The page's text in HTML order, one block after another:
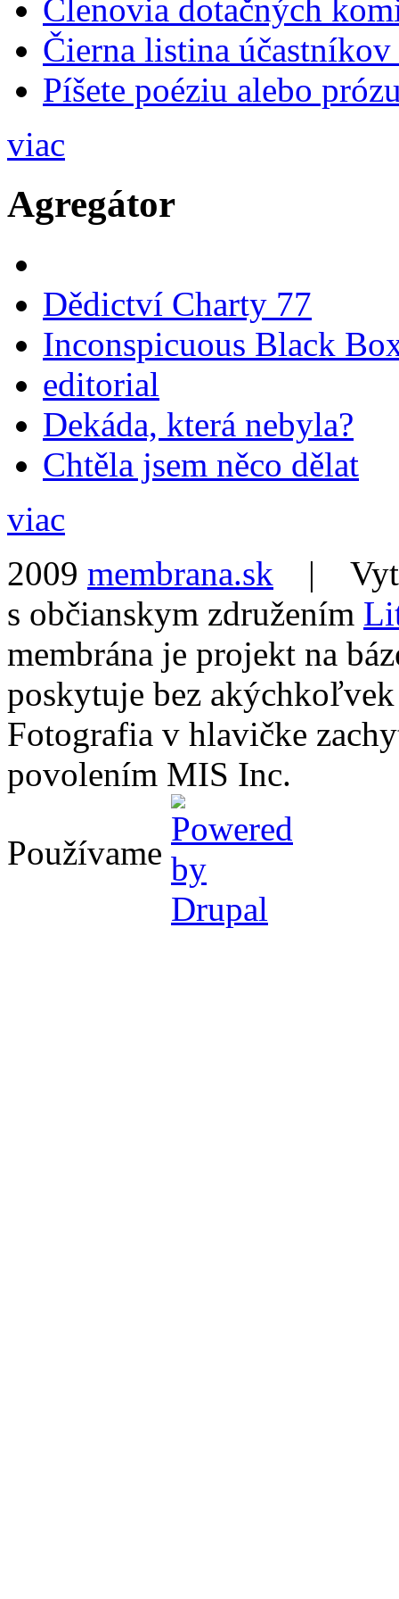
Členovia dotačných
Čierna listina
Píšete poéziu alebo
viac
Agregátor
Dědictví Charty 77
Inconspicuous Black
editorial
Dekáda, která nebyla?
Chtěla jsem něco dělat
viac
2009 membrana.sk |
s občianskym združením
membrána je projekt na
poskytuje bez
Fotografia v hlavičke
povolením MIS Inc.
Používame